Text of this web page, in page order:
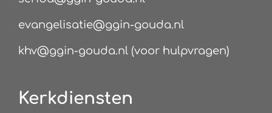
evangelisatie@ggin-gouda.nl
khv@ggin-gouda.nl (voor hulpvragen)
Kerkdiensten